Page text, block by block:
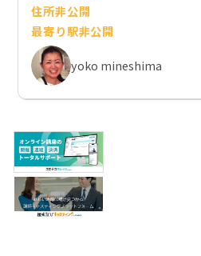
住所非公開
最寄り駅非公開
yoko mineshima